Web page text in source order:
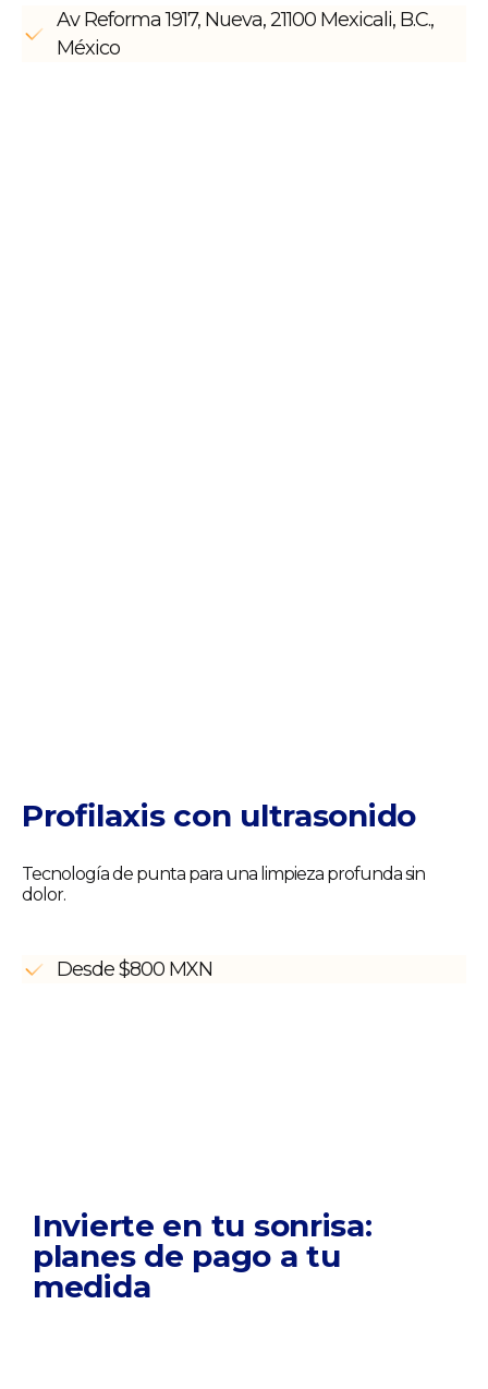
Av Reforma 1917, Nueva, 21100 Mexicali, B.C.,
México
Profilaxis con ultrasonido
Tecnología de punta para una limpieza profunda sin
dolor.
Desde $800 MXN
Invierte en tu sonrisa:
planes de pago a tu
medida